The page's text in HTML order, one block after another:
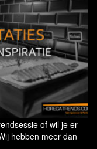
of wil je er
hebben meer dan